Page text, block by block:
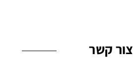
צור קשר